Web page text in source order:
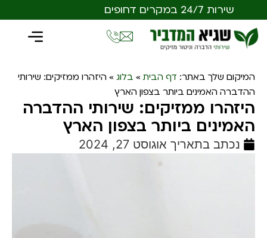
שירות 24/7 במקרים דחופים
המיקום שלך באתר: דף הבית » בלוג » היזהרו ממזיקים: שירותי
ההדברה האמינים ביותר בצפון הארץ
היזהרו ממזיקים: שירותי ההדברה
האמינים ביותר בצפון הארץ
נכתב בתאריך אוגוסט 27, 2024